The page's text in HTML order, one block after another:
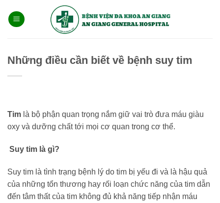
qua
Những điều cần biết về bệnh suy tim
Tim là bộ phận quan trọng nắm giữ vai trò đưa máu giàu
oxy và dưỡng chất tới mọi cơ quan trong cơ thể.
Suy tim là gì?
Suy tim là tình trạng bệnh lý do tim bị yếu đi và là hậu quả
của những tổn thương hay rối loạn chức năng của tim dẫn
đến tâm thất của tim không đủ khả năng tiếp nhận máu